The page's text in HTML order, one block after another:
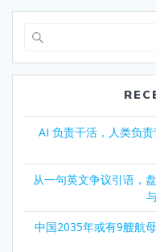
AI 负责干活，人类负
从一句英文争议引语，
中国2035年或有9艘航